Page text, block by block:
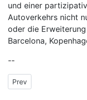
und einer
Autoverkehrs nicht
oder die
Barcelona,
--
Previous article:
Prev